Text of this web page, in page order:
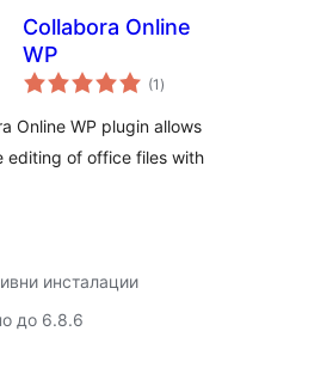
Collabora Online
WP
(1 общо
оценки
)
Online WP plugin allows
editing of office files with
инсталации
до 6.8.6